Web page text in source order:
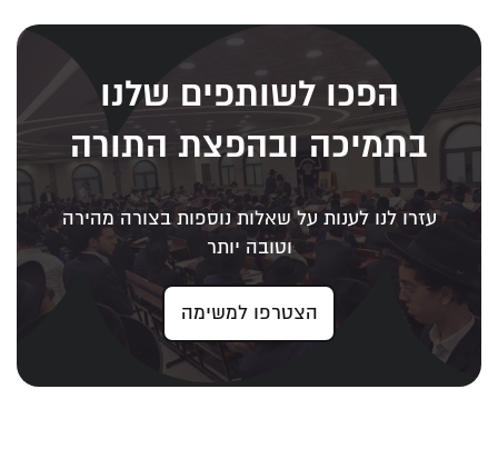
הפכו לשותפים שלנו
בתמיכה ובהפצת התורה
עזרו לנו לענות על שאלות נוספות בצורה מהירה
וטובה יותר
הצטרפו למשימה